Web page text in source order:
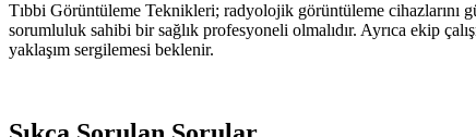
Tıbbi Görüntüleme Teknikleri; radyolojik görüntüleme cihazlarını
sorumluluk sahibi bir sağlık profesyoneli olmalıdır. Ayrıca ekip
yaklaşım sergilemesi beklenir.